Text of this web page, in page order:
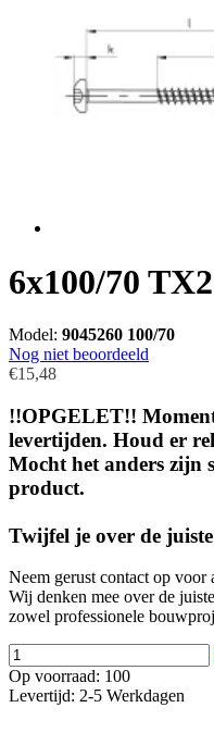
6x100/70
Model: 9045260 100/70
Nog niet beoordeeld
€15,48
!!OPGELET!!
levertijden. Houd er
Mocht het anders zijn
product.
Twijfel je over de
Neem gerust contact op voor
Wij denken mee over de
zowel professionele
Op voorraad: 100
Levertijd: 2-5 Werkdagen